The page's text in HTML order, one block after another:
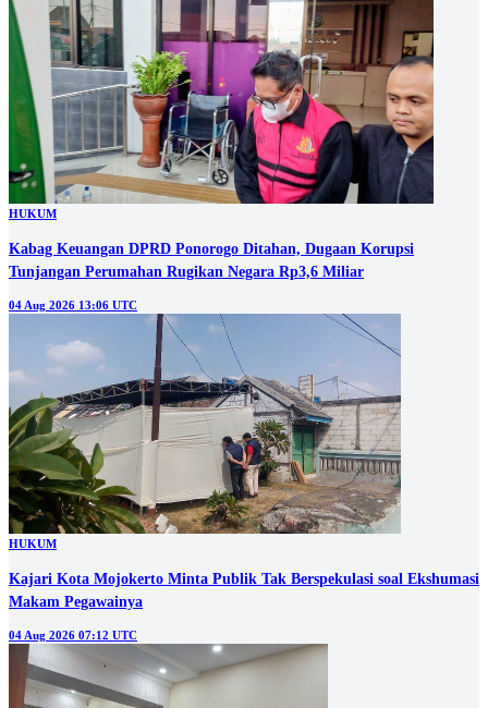
HUKUM
Kabag Keuangan DPRD Ponorogo Ditahan, Dugaan Korupsi
Tunjangan Perumahan Rugikan Negara Rp3,6 Miliar
04 Aug 2026 13:06 UTC
HUKUM
Kajari Kota Mojokerto Minta Publik Tak Berspekulasi soal Ekshumasi
Makam Pegawainya
04 Aug 2026 07:12 UTC